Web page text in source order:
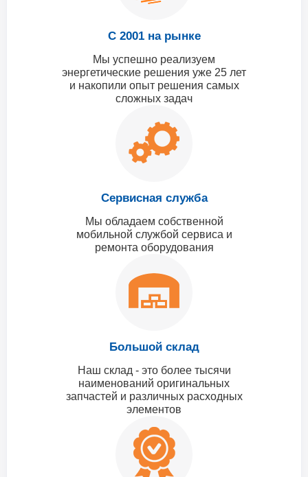
С 2001 на рынке
Мы успешно реализуем
энергетические решения уже 25 лет
и накопили опыт решения самых
сложных задач
Сервисная служба
Мы обладаем собственной
мобильной службой сервиса и
ремонта оборудования
Большой склад
Наш склад - это более тысячи
наименований оригинальных
запчастей и различных расходных
элементов